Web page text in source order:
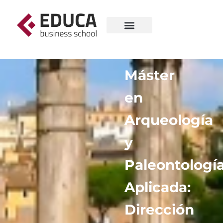
Máster
en
Arqueología
y
Aplicada:
Dirección